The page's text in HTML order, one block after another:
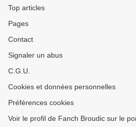
Top articles
Pages
Contact
Signaler un abus
C.G.U.
Cookies et données personnelles
Préférences cookies
Voir le profil de Fanch Broudic sur le